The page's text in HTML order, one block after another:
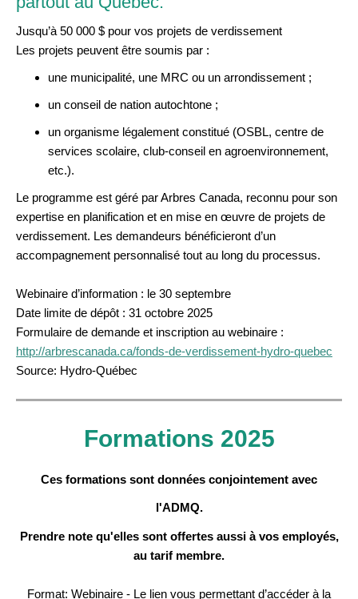
Jusqu’à 50 000 $ pour vos projets de verdissement
Les projets peuvent être soumis par :
une municipalité, une MRC ou un arrondissement ;
un conseil de nation autochtone ;
un organisme légalement constitué (OSBL, centre de
services scolaire, club-conseil en agroenvironnement,
etc.).
Le programme est géré par Arbres Canada, reconnu pour son
expertise en planification et en mise en œuvre de projets de
verdissement. Les demandeurs bénéficieront d’un
accompagnement personnalisé tout au long du processus.
Webinaire d’information : le 30 septembre
Date limite de dépôt : 31 octobre 2025
Formulaire de demande et inscription au webinaire :
http://arbrescanada.ca/fonds-de-verdissement-hydro-quebec
Source: Hydro-Québec
Formations 2025
Ces formations sont données conjointement avec
l'ADMQ.
Prendre note qu'elles sont offertes aussi à vos employés,
au tarif membre.
Format: Webinaire - Le lien vous permettant d’accéder à la